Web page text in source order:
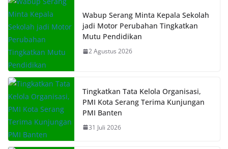
Wabup Serang Minta Kepala Sekolah
jadi Motor Perubahan Tingkatkan
Mutu Pendidikan
2 Agustus 2026
Tingkatkan Tata Kelola Organisasi,
PMI Kota Serang Terima Kunjungan
PMI Banten
31 Juli 2026